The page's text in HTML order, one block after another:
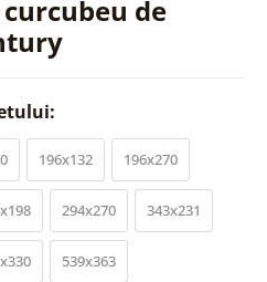
de
196x132 196x270
294x270 343x231
539x363